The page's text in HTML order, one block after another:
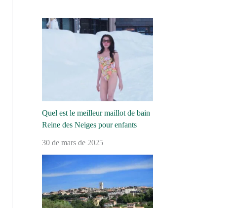
Quel est le meilleur maillot de bain
Reine des Neiges pour enfants
30 de mars de 2025